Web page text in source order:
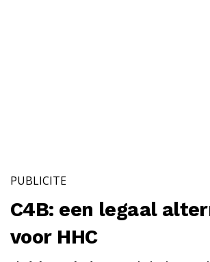
PUBLICITE
C4B: een legaal
voor HHC